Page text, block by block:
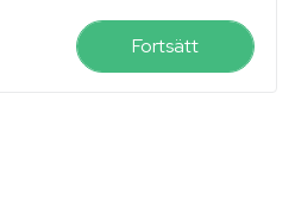
Fortsätt